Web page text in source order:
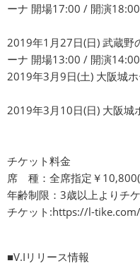
ーナ 開場17:00 / 開演18:00
2019年1月27日(日) 武蔵野
ーナ 開場13:00 / 開演14:00
2019年3月9日(土) 大阪城
2019年3月10日(日) 大阪
チケット料金
席 種：全席指定￥
年齢制限：3歳以上よりチ
チケット:https://l-
■V.Iリリース情報